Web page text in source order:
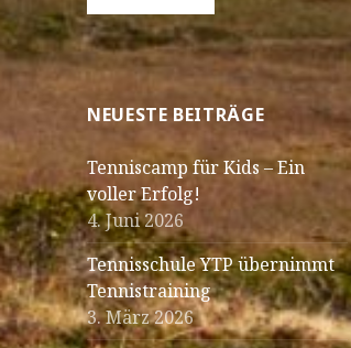
NEUESTE BEITRÄGE
Tenniscamp für Kids – Ein
voller Erfolg!
4. Juni 2026
Tennisschule YTP übernimmt
Tennistraining
3. März 2026